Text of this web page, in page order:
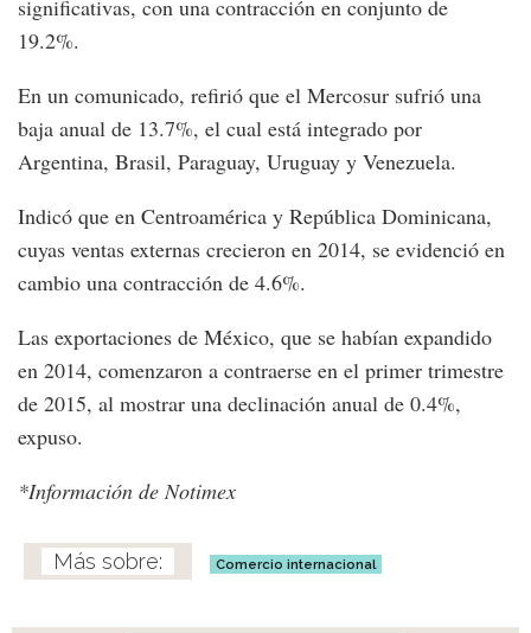
significativas, con una contracción en conjunto de
19.2%.
En un comunicado, refirió que el Mercosur sufrió una
baja anual de 13.7%, el cual está integrado por
Argentina, Brasil, Paraguay, Uruguay y Venezuela.
Indicó que en Centroamérica y República Dominicana,
cuyas ventas externas crecieron en 2014, se evidenció en
cambio una contracción de 4.6%.
Las exportaciones de México, que se habían expandido
en 2014, comenzaron a contraerse en el primer trimestre
de 2015, al mostrar una declinación anual de 0.4%,
expuso.
*Información de Notimex
Comercio internacional